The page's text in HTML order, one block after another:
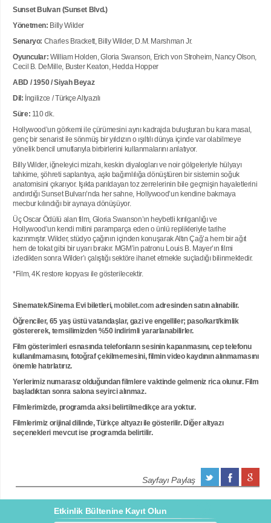
Sunset Bulvarı (Sunset Blvd.)
Yönetmen: Billy Wilder
Senaryo: Charles Brackett, Billy Wilder, D.M. Marshman Jr.
Oyuncular:William Holden, Gloria Swanson, Erich von Stroheim, Nancy Olson,
Cecil B. DeMille, Buster Keaton, Hedda Hopper
ABD / 1950 / Siyah Beyaz
Dil: İngilizce / Türkçe Altyazılı
Süre: 110 dk.
Hollywood’un görkemi ile çürümesini aynı kadrajda buluşturan bu kara masal,
genç bir senarist ile sönmüş bir yıldızın o ışıltılı dünya içinde var olabilmeye
yönelik bencil umutlarıyla birbirlerini kullanmalarını anlatıyor.
Billy Wilder, iğneleyici mizahı, keskin diyalogları ve noir gölgeleriyle hülyayı
tahkime, şöhreti saplantıya, aşkı bağımlılığa dönüştüren bir sistemin soğuk
anatomisini çıkarıyor. Işıkta parıldayan toz zerrelerinin bile geçmişin hayaletlerini
andırdığı Sunset Bulvarı’nda her sahne, Hollywood’un kendine bakmaya
mecbur kılındığı bir aynaya dönüşüyor.
Üç Oscar Ödülü alan film, Gloria Swanson’ın heybetli kırılganlığı ve
Hollywood’un kendi mitini paramparça eden o ünlü replikleriyle tarihe
kazınmıştır. Wilder, stüdyo çağının içinden konuşarak Altın Çağ’a hem bir ağıt
hem de tokat gibi bir uyarı bırakır. MGM’in patronu Louis B. Mayer’ın filmi
izledikten sonra Wilder’ı çalıştığı sektöre ihanet etmekle suçladığı bilinmektedir.
*Film, 4K restore kopyası ile gösterilecektir.
Sinematek/Sinema Evi biletleri,mobilet.com adresinden satın alınabilir.
Öğrenciler, 65 yaş üstü vatandaşlar, gazi ve engelliler; paso/kart/kimlik
göstererek, temsilimizden %50 indirimli yararlanabilirler.
Film gösterimleri esnasında telefonların sesinin kapanmasını, cep telefonu
kullanılmamasını, fotoğraf çekilmemesini, filmin video kaydının alınmamasını
önemle hatırlatırız.
Yerlerimiz numarasız olduğundan filmlere vaktinde gelmeniz rica olunur. Film
başladıktan sonra salona seyirci alınmaz.
Filmlerimizde, programda aksi belirtilmedikçe ara yoktur.
Filmlerimiz orijinal dilinde, Türkçe altyazı ile gösterilir. Diğer altyazı
seçenekleri mevcut ise programda belirtilir.
Sayfayı Paylaş
Etkinlik Bültenine Kayıt Olun